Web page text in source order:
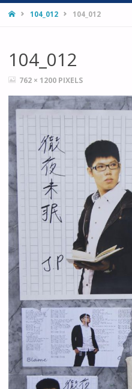
HOME104_012 104_012
104_012
FULL762 × 1200 PIXELS